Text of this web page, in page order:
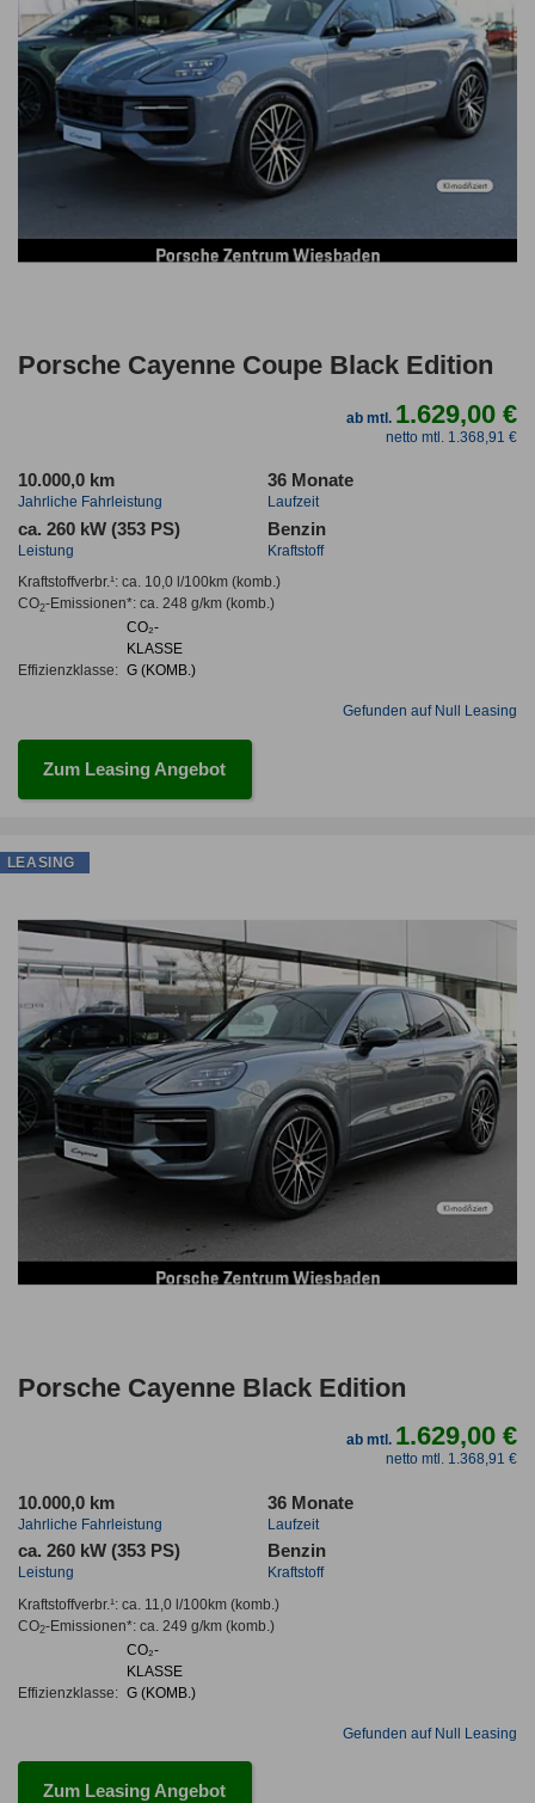
Porsche Cayenne Coupe Black Edition
ab mtl. 1.629,00 €
netto mtl. 1.368,91 €
10.000,0 km
Jahrliche Fahrleistung
36 Monate
Laufzeit
ca. 260 kW (353 PS)
Leistung
Benzin
Kraftstoff
Kraftstoffverbr.¹: ca. 10,0 l/100km(komb.)
CO2-Emissionen*: ca. 248 g/km(komb.)
Effizienzklasse:
CO₂-
KLASSE
G (KOMB.)
Gefunden auf Null Leasing
Zum Leasing Angebot
Porsche Cayenne Black Edition
ab mtl. 1.629,00 €
netto mtl. 1.368,91 €
10.000,0 km
Jahrliche Fahrleistung
36 Monate
Laufzeit
ca. 260 kW (353 PS)
Leistung
Benzin
Kraftstoff
Kraftstoffverbr.¹: ca. 11,0 l/100km(komb.)
CO2-Emissionen*: ca. 249 g/km(komb.)
Effizienzklasse:
CO₂-
KLASSE
G (KOMB.)
Gefunden auf Null Leasing
Zum Leasing Angebot
LEASING